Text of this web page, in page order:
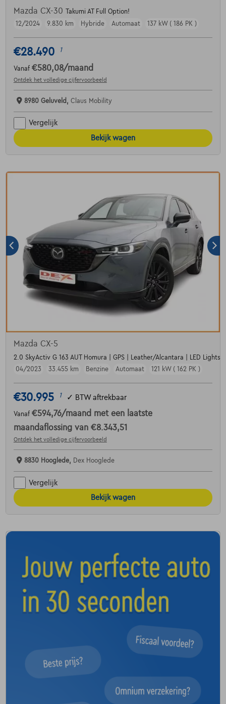
Mazda CX-30 Takumi AT Full Option!
12/2024
9.830 km Hybride Automaat 137 kW ( 186 PK )
€28.490 1
Vanaf €580,08/maand
Ontdek het volledige cijfervoorbeeld
8980 Geluveld, Claus Mobility
Vergelijk
Bekijk wagen
Mazda CX-5
2.0 SkyActiv G 163 AUT Homura | GPS | Leather/Alcantara | LED Lights
04/2023
33.455 km Benzine Automaat 121 kW ( 162 PK )
€30.995 1 ✓ BTW aftrekbaar
Vanaf €594,76/maand met een laatste
maandaflossing van €8.343,51
Ontdek het volledige cijfervoorbeeld
8830 Hooglede, Dex Hooglede
Vergelijk
Bekijk wagen